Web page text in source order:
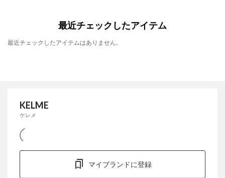
最近チェックしたアイテム
最近チェックしたアイテムはありません。
KELME
ケレメ
マイブランドに登録